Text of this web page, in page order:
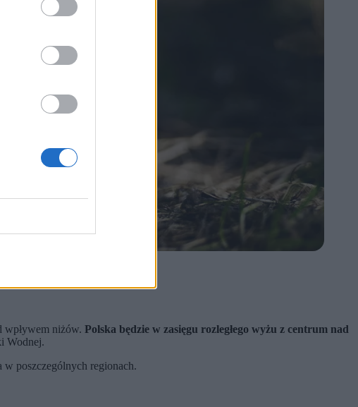
wpływem niżów. Polska będzie w zasięgu rozległego wyżu z centrum nad
Wodnej.
w poszczególnych regionach.